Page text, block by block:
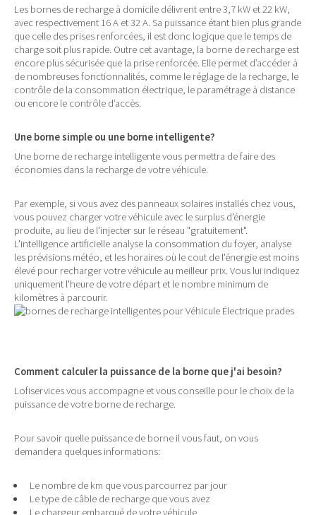
Les bornes de recharge à domicile délivrent entre 3,7 kW et 22 kW,
avec respectivement 16 A et 32 A. Sa puissance étant bien plus grande
que celle des prises renforcées, il est donc logique que le temps de
charge soit plus rapide. Outre cet avantage, la borne de recharge est
encore plus sécurisée que la prise renforcée. Elle permet d’accéder à
de nombreuses fonctionnalités, comme le réglage de la recharge, le
contrôle de la consommation électrique, le paramétrage à distance
ou encore le contrôle d’accès.
Une borne simple ou une borne intelligente?
Une borne de recharge intelligente vous permettra de faire des
économies dans la recharge de votre véhicule.
Par exemple, si vous avez des panneaux solaires installés chez vous,
vous pouvez charger votre véhicule avec le surplus d'énergie
produite, au lieu de l'injecter sur le réseau "gratuitement".
L'intelligence artificielle analyse la consommation du foyer, analyse
les prévisions météo, et les horaires où le cout de l'énergie est moins
élevé pour recharger votre véhicule au meilleur prix. Vous lui indiquez
uniquement l'heure de votre départ et le nombre minimum de
kilomètres à parcourir.
Comment calculer la puissance de la borne que j'ai besoin?
Lofiservices vous accompagne et vous conseille pour le choix de la
puissance de votre borne de recharge.
Pour savoir quelle puissance de borne il vous faut, on vous
demandera quelques informations:
Le nombre de km que vous parcourrez par jour
Le type de câble de recharge que vous avez